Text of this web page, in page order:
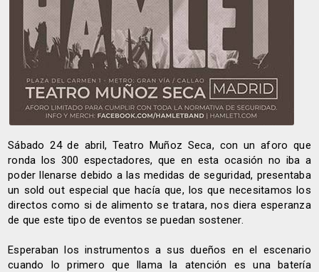
Sábado 24 de abril, Teatro Muñoz Seca, con un aforo que
ronda los 300 espectadores, que en esta ocasión no iba a
poder llenarse debido a las medidas de seguridad, presentaba
un sold out especial que hacía que, los que necesitamos los
directos como si de alimento se tratara, nos diera esperanza
de que este tipo de eventos se puedan sostener.
Esperaban los instrumentos a sus dueños en el escenario
cuando lo primero que llama la atención es una batería